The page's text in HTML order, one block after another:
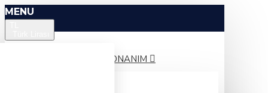
MENU
BILGISAYAR DONANIM